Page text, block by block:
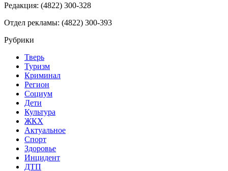
Редакция: (4822) 300-328
Отдел рекламы: (4822) 300-393
Рубрики
Тверь
Туризм
Криминал
Регион
Социум
Дети
Культура
ЖКХ
Актуальное
Спорт
Здоровье
Инцидент
ДТП